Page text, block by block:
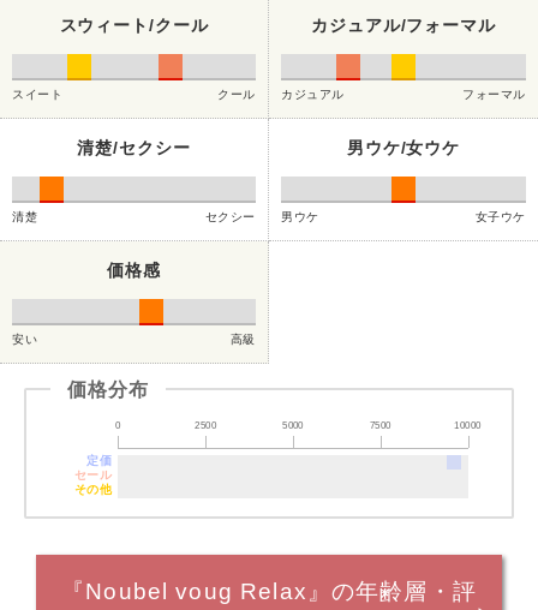
スウィート/クール
スイート クール
カジュアル/フォーマル
カジュアル フォーマル
清楚/セクシー
清楚 セクシー
男ウケ/女ウケ
男ウケ 女子ウケ
価格感
安い 高級
価格分布
0 2500 5000 7500 10000
定価
セール
その他
『Noubel voug Relax』の年齢層・評